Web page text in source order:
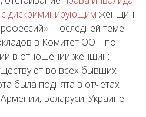
дискриминирующим женщин
. Последней теме
в Комитет ООН по
в отношении женщин:
во всех бывших
была поднята в отчетах
Беларуси, Украине.